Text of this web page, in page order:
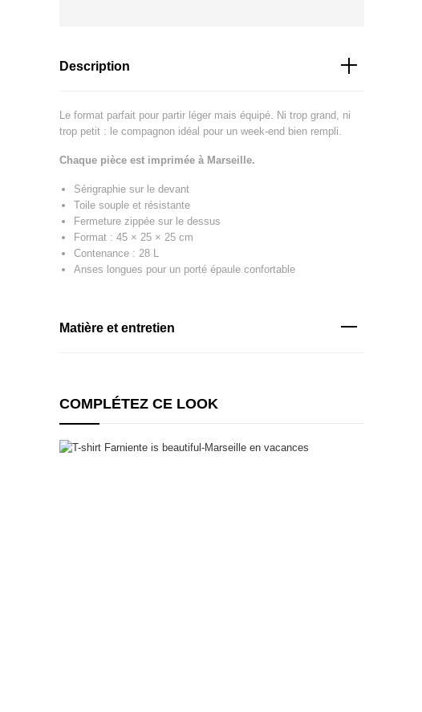
Description
Le format parfait pour partir léger mais équipé. Ni trop grand, ni
trop petit : le compagnon idéal pour un week-end bien rempli.
Chaque pièce est imprimée à Marseille.
Sérigraphie sur le devant
Toile souple et résistante
Fermeture zippée sur le dessus
Format : 45 × 25 × 25 cm
Contenance : 28 L
Anses longues pour un porté épaule confortable
Matière et entretien
COMPLÉTEZ CE LOOK